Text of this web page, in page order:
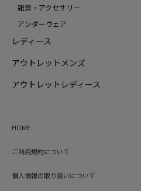
雑貨・アクセサリー
アンダーウェア
レディース
アウトレットメンズ
アウトレットレディース
HOME
ご利用規約について
個人情報の取り扱いについて